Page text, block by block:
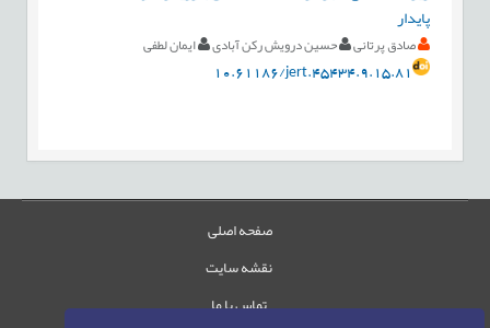
پایدار
صادق پرتانی حسین درویش رکن آبادی ایمان لطفی
10.61186/jert.45434.9.15.81
صفحه اصلی
نقشه سایت
تماس با ما